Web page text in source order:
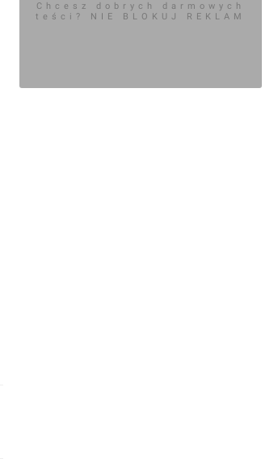
Chcesz dobrych darmowych
teści? NIE BLOKUJ REKLAM